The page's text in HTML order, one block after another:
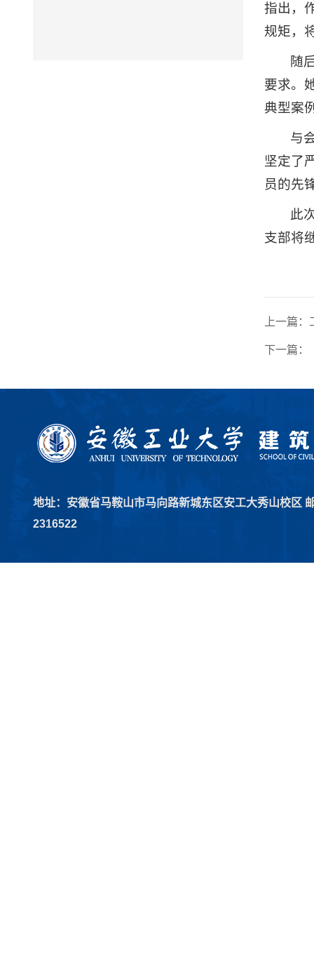
指出，
规矩，
随
要求。
典型案
与
坚定了
员的先
此
支部将
上一篇：
下一篇：
地址：安徽省马鞍山市马向路新城东区安工大秀山校区
2316522